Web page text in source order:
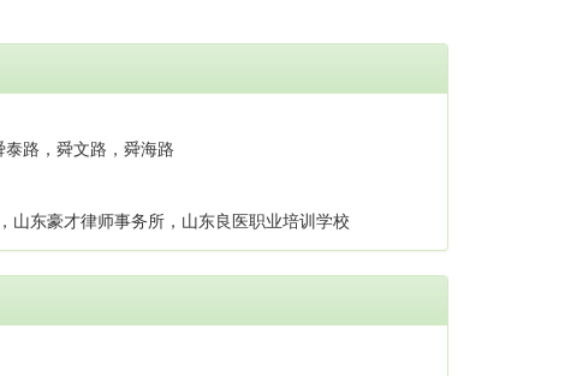
路，舜文路，舜海路
东豪才律师事务所，山东良医职业培训学校